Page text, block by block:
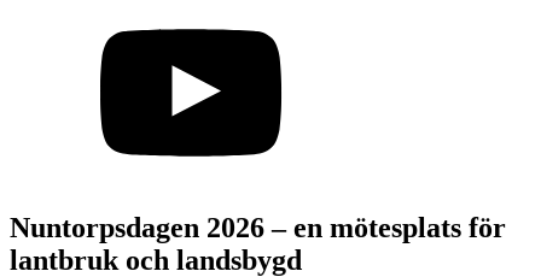
Nuntorpsdagen 2026 – en mötesplats för
lantbruk och landsbygd